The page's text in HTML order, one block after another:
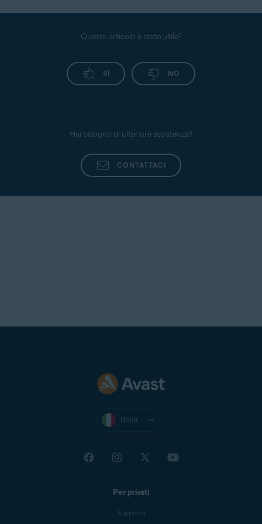
Questo articolo è stato utile?
SÌ NO
Hai bisogno di ulteriore assistenza?
CONTATTACI
Italia
Per privati
Supporto